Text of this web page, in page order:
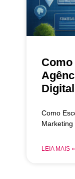
Como
Marketing
LEIA MAIS »